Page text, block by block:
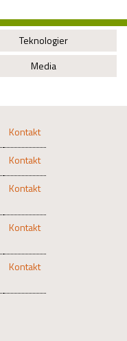
Teknologier
Media
Kontakt
Kontakt
Kontakt
Kontakt
Kontakt